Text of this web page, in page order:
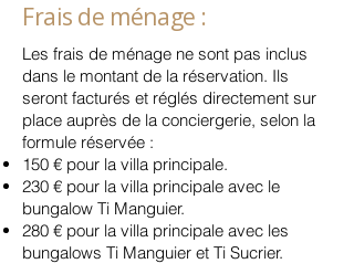
Frais de ménage :
Les frais de ménage ne sont pas inclus
dans le montant de la réservation. Ils
seront facturés et réglés directement sur
place auprès de la conciergerie, selon la
formule réservée :
150 € pour la villa principale.
230 € pour la villa principale avec le
bungalow Ti Manguier.
280 € pour la villa principale avec les
bungalows Ti Manguier et Ti Sucrier.